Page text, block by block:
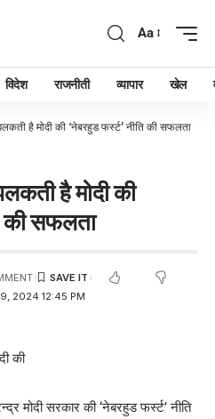
Aa
विदेश राजनीती व्यापार खेल
है मोदी की ‘नेबरहुड फर्स्ट’ नीति की सफलता
है मोदी की
की सफलता
2024 12:45 PM
मोदी सरकार की ‘नेबरहुड फर्स्ट’ नीति